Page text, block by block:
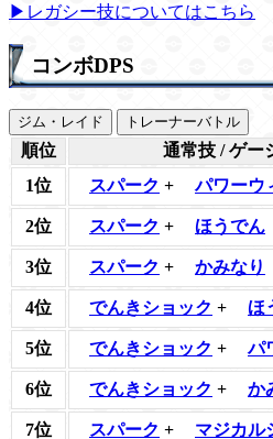
▶レガシー技についてはこちら
コンボDPS
ジム・レイド トレーナーバトル
順位 通常技 / ゲー
1位
スパーク + パワーウ
2位 スパーク + ほうでん
3位 スパーク + かみなり
4位 でんきショック + ほ
5位 でんきショック + パ
6位 でんきショック + か
7位 スパーク + マジカル